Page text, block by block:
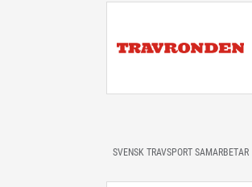
SVENSK TRAVSPORT SAMARBETAR